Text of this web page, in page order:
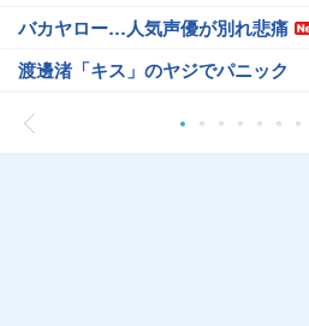
バカヤロー…人気声優が別れ悲痛
渡邊渚「キス」のヤジでパニック